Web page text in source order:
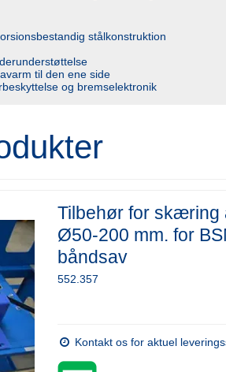
stålkonstruktion
til den ene side
og bremselektronik
Tilbehør for skæring
Ø50-200 mm. for
båndsav
552.357
Kontakt os for aktuel